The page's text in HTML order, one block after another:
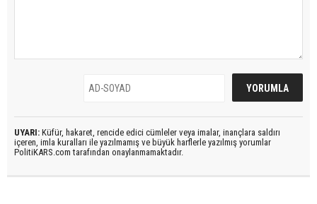
UYARI: Küfür, hakaret, rencide edici cümleler veya imalar, inançlara saldırı
içeren, imla kuralları ile yazılmamış ve büyük harflerle yazılmış yorumlar
PolitiKARS.com tarafından onaylanmamaktadır.